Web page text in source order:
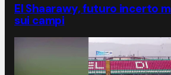
El Shaarawy, futuro incerto
sui campi